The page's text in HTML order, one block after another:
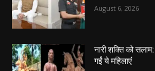
August 6, 2026
नारी शक्ति को
गईं ये महिलाएं